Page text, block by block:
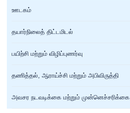
ஊடகம்
தயார்நிலைத் திட்டமிடல்
பயிற்சி மற்றும் விழிப்புணர்வு
தணித்தல், ஆராய்ச்சி மற்றும் அபிவிருத்தி
அவசர நடவடிக்கை மற்றும் முன்னெச்சரிக்கை